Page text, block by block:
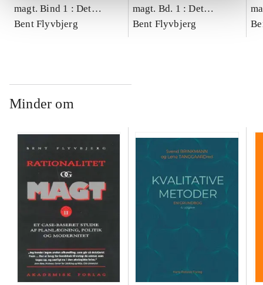
magt. Bind 1 : Det
konkretes videnskab
Bent Flyvbjerg
magt. Bd. 1 : Det
konkretes videnskab
Bent Flyvbjerg
Minder om